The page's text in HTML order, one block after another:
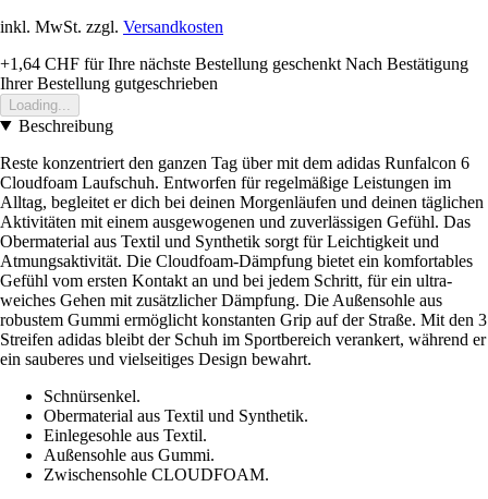
inkl. MwSt. zzgl. Versandkosten
+1,64 CHF für Ihre nächste Bestellung geschenkt Nach Bestätigung
Ihrer Bestellung gutgeschrieben
Loading...
Beschreibung
Reste konzentriert den ganzen Tag über mit dem adidas Runfalcon 6
Cloudfoam Laufschuh. Entworfen für regelmäßige Leistungen im
Alltag, begleitet er dich bei deinen Morgenläufen und deinen täglichen
Aktivitäten mit einem ausgewogenen und zuverlässigen Gefühl. Das
Obermaterial aus Textil und Synthetik sorgt für Leichtigkeit und
Atmungsaktivität. Die Cloudfoam-Dämpfung bietet ein komfortables
Gefühl vom ersten Kontakt an und bei jedem Schritt, für ein ultra-
weiches Gehen mit zusätzlicher Dämpfung. Die Außensohle aus
robustem Gummi ermöglicht konstanten Grip auf der Straße. Mit den 3
Streifen adidas bleibt der Schuh im Sportbereich verankert, während er
ein sauberes und vielseitiges Design bewahrt.
Schnürsenkel.
Obermaterial aus Textil und Synthetik.
Einlegesohle aus Textil.
Außensohle aus Gummi.
Zwischensohle CLOUDFOAM.